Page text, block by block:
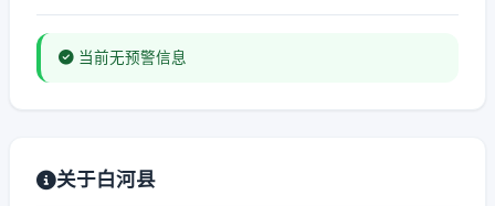
当前无预警信息
关于白河县